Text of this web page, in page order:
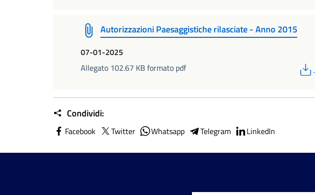
Autorizzazioni Paesaggistiche rilasciate - Anno 2015
07-01-2025
Allegato 102.67 KB formato pdf
Condividi:
Facebook Twitter Whatsapp Telegram LinkedIn